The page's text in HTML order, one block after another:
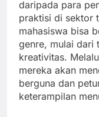
daripada para
praktisi di sektor
mahasiswa bisa
genre, mulai dari
kreativitas.
mereka akan
berguna dan
keterampilan